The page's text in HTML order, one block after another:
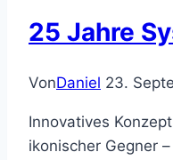
25 Jahre
VonDaniel 23.
Innovatives
ikonischer Gegner